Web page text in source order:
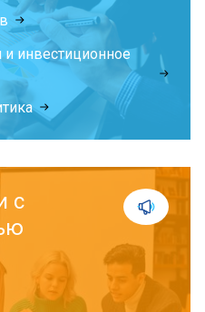
инвестиционное
с